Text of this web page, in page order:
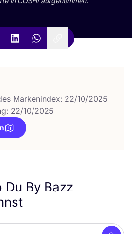
Markenindex: 22/10/2025
22/10/2025
Du By Bazz